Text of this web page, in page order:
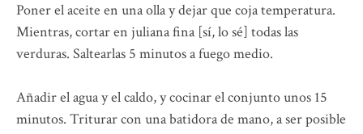
Poner el aceite en una olla y dejar que coja temperatura.
Mientras, cortar en juliana fina [sí, lo sé] todas las
verduras. Saltearlas 5 minutos a fuego medio.
Añadir el agua y el caldo, y cocinar el conjunto unos 15
minutos. Triturar con una batidora de mano, a ser posible